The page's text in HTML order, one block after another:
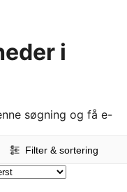
i
søgning og få e-
Filter & sortering